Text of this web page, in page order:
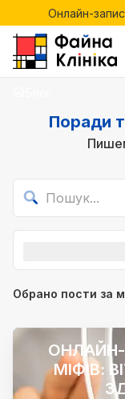
Онлайн-
Онлайн-
Поради
Обрано пости за
ОНЛАЙН-
МІФІВ: